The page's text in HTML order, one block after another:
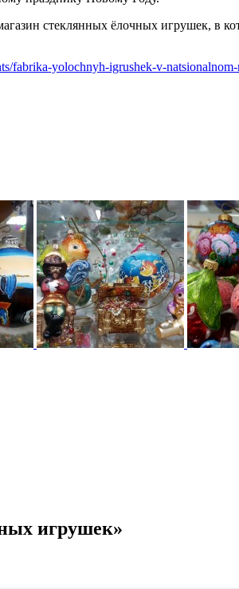
стеклянных ёлочных игрушек, в
fabrika-yolochnyh-igrushek-v-
игрушек»